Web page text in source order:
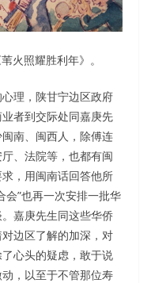
火照耀胜利年》。
理，陕甘宁边区政府
者到交际处同嘉庚先
南、闽西人，除傅连
、法院等，也都有闽
，用闽南话回答他所
会”也再一次安排一批华
嘉庚先生同这些华侨
边区了解的加深，对
心头的疑虑，敢于说
，以至于不管那位寿